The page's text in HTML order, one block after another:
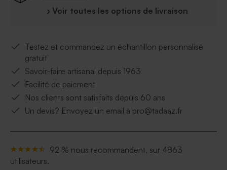
› Voir toutes les options de livraison
Testez et commandez un échantillon personnalisé
gratuit
Savoir-faire artisanal depuis 1963
Facilité de paiement
Nos clients sont satisfaits depuis 60 ans
Un devis? Envoyez un email à pro@tadaaz.fr
92 % nous recommandent, sur 4863
utilisateurs.